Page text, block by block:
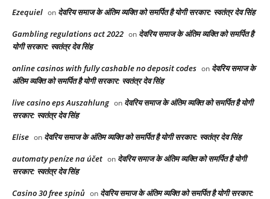
Ezequiel on देवरिय समाज के अंतिम व्यक्ति को समर्पित है योगी सरकार: स्वतंत्र देव सिंह
Gambling regulations act 2022 on देवरिय समाज के अंतिम व्यक्ति को समर्पित है
योगी सरकार: स्वतंत्र देव सिंह
online casinos with fully cashable no deposit codes on देवरिय समाज के
अंतिम व्यक्ति को समर्पित है योगी सरकार: स्वतंत्र देव सिंह
live casino eps Auszahlung on देवरिय समाज के अंतिम व्यक्ति को समर्पित है योगी
सरकार: स्वतंत्र देव सिंह
Elise on देवरिय समाज के अंतिम व्यक्ति को समर्पित है योगी सरकार: स्वतंत्र देव सिंह
automaty peníze na účet on देवरिय समाज के अंतिम व्यक्ति को समर्पित है योगी
सरकार: स्वतंत्र देव सिंह
Casino 30 free spinů on देवरिय समाज के अंतिम व्यक्ति को समर्पित है योगी सरकार: